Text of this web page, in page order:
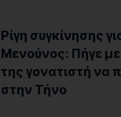
Ρίγη συγκίνησης
Μενούνος: Πήγε
της γονατιστή να
στην Τήνο